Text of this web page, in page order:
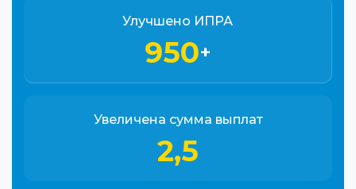
Улучшено ИПРА
950+
Увеличена сумма выплат
2,5